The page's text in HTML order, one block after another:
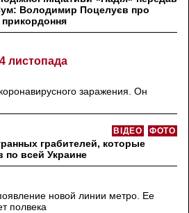
Володимир Поцелуєв про
прикордоння
4 листопада
заражения. Он
ФОТО
ВІДЕО
грабителей, которые
по всей Украине
новой линии метро. Ее
полвека